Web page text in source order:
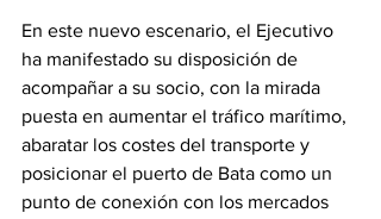
En este nuevo escenario, el Ejecutivo
ha manifestado su disposición de
acompañar a su socio, con la mirada
puesta en aumentar el tráfico marítimo,
abaratar los costes del transporte y
posicionar el puerto de Bata como un
punto de conexión con los mercados